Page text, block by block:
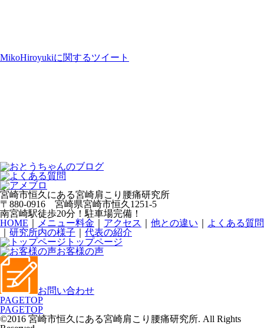
MikoHiroyukiに関するツイート
宮崎市恒久にある宮崎肩こり腰痛研究所
〒880-0916 宮崎県宮崎市恒久1251-5
南宮崎駅徒歩20分！駐車場完備！
HOME
メニュー料金 アクセス 他との違い
よくある質問
研究所内の様子
代表の紹介
トップページ
お客様の声
お問い合わせ
PAGETOP
PAGETOP
©2016 宮崎市恒久にある宮崎肩こり腰痛研究所. All Rights